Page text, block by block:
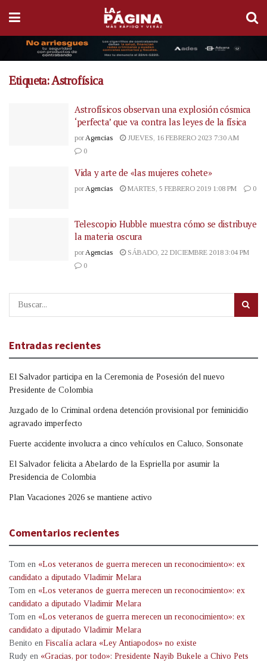
Etiqueta:Astrofísica
Astrofísicos observan una explosión cósmica
‘perfecta’ que va contra las leyes de la física
por Agencias
JUEVES, 16 FEBRERO 2023 7:30 AM
0
Vida y arte de «las mujeres cohete»
por Agencias MARTES, 5 FEBRERO 2019 1:08 PM 0
Telescopio Hubble muestra cómo se distribuye
la materia oscura
porAgencias
SÁBADO, 22 DICIEMBRE 2018 3:04 PM
0
Entradas recientes
El Salvador participa en la Ceremonia de Posesión del nuevo
Presidente de Colombia
Juzgado de lo Criminal ordena detención provisional por feminicidio
agravado imperfecto
Fuerte accidente involucra a cinco vehículos en Caluco, Sonsonate
El Salvador felicita a Abelardo de la Espriella por asumir la
Presidencia de Colombia
Plan Vacaciones 2026 se mantiene activo
Comentarios recientes
Tom en «Los veteranos de guerra merecen un reconocimiento»: ex
candidato a diputado Vladimir Melara
Tom en «Los veteranos de guerra merecen un reconocimiento»: ex
candidato a diputado Vladimir Melara
Tom en «Los veteranos de guerra merecen un reconocimiento»: ex
candidato a diputado Vladimir Melara
Benito en Fiscalía aclara «Ley Antiapodos» no existe
Rudy en «Gracias, por todo»: Presidente Nayib Bukele a Chivo Pets